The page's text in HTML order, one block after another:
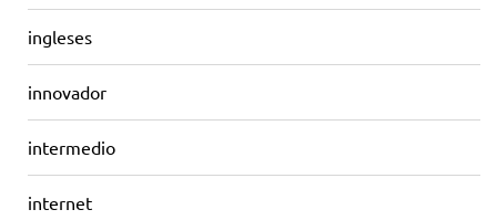
ingleses
innovador
intermedio
internet